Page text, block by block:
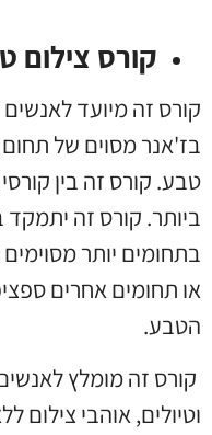
קורס צילום
קורס זה מיועד
בז'אנר מסוים של תחום
טבע. קורס זה בין
ביותר. קורס זה יתמקד
בתחומים יותר
או תחומים אחרים
הטבע.
קורס זה מומלץ
וטיולים, אוהבי צילום